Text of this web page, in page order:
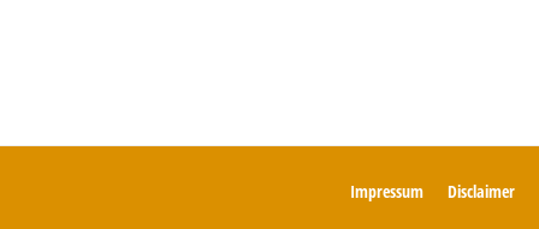
Disclaimer
Impressum